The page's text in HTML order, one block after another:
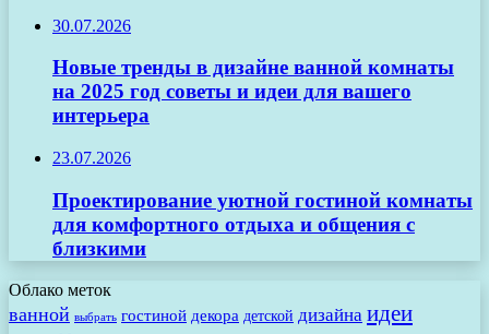
30.07.2026
Новые тренды в дизайне ванной комнаты
на 2025 год советы и идеи для вашего
интерьера
23.07.2026
Проектирование уютной гостиной комнаты
для комфортного отдыха и общения с
близкими
Облако меток
ванной выбрать гостиной декора детской дизайна идеи